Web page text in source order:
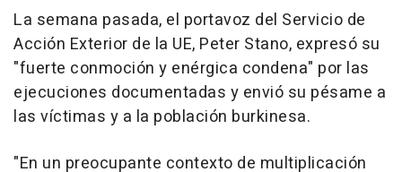
La semana pasada, el portavoz del Servicio de
Acción Exterior de la UE, Peter Stano, expresó su
"fuerte conmoción y enérgica condena" por las
ejecuciones documentadas y envió su pésame a
las víctimas y a la población burkinesa.
"En un preocupante contexto de multiplicación